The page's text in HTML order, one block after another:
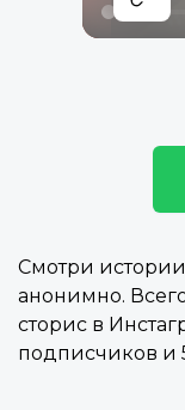
Смотри истории
анонимно.
сторис в
подписчиков и